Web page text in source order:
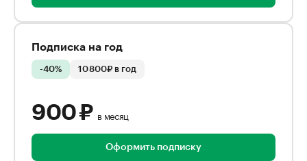
Подписка на год
-40% 10 800₽ в год
900 ₽ в месяц
Оформить подписку